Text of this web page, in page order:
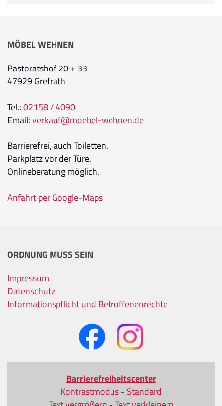
MÖBEL WEHNEN
Pastoratshof 20 + 33
47929 Grefrath
Tel.:02158 / 4090
Email:verkauf@moebel-wehnen.de
Barrierefrei, auch Toiletten.
Parkplatz vor der Türe.
Onlineberatung möglich.
Anfahrt per Google-Maps
ORDNUNG MUSS SEIN
Impressum
Datenschutz
Informationspflicht und Betroffenenrechte
Barrierefreiheitscenter
Kontrastmodus- Standard